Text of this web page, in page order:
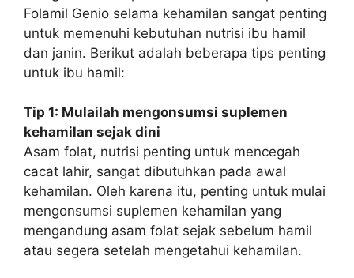
Folamil Genio selama kehamilan sangat penting
untuk memenuhi kebutuhan nutrisi ibu hamil
dan janin. Berikut adalah beberapa tips penting
untuk ibu hamil:
Tip 1: Mulailah mengonsumsi suplemen
kehamilan sejak dini
Asam folat, nutrisi penting untuk mencegah
cacat lahir, sangat dibutuhkan pada awal
kehamilan. Oleh karena itu, penting untuk mulai
mengonsumsi suplemen kehamilan yang
mengandung asam folat sejak sebelum hamil
atau segera setelah mengetahui kehamilan.